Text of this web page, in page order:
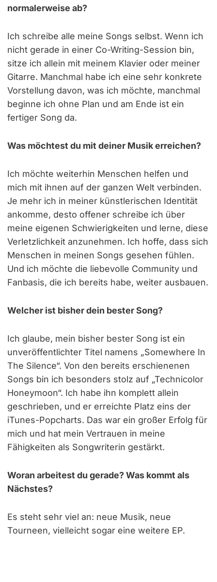
normalerweise ab?
Ich schreibe alle meine Songs selbst. Wenn ich
nicht gerade in einer Co-Writing-Session bin,
sitze ich allein mit meinem Klavier oder meiner
Gitarre. Manchmal habe ich eine sehr konkrete
Vorstellung davon, was ich möchte, manchmal
beginne ich ohne Plan und am Ende ist ein
fertiger Song da.
Was möchtest du mit deiner Musik erreichen?
Ich möchte weiterhin Menschen helfen und
mich mit ihnen auf der ganzen Welt verbinden.
Je mehr ich in meiner künstlerischen Identität
ankomme, desto offener schreibe ich über
meine eigenen Schwierigkeiten und lerne, diese
Verletzlichkeit anzunehmen. Ich hoffe, dass sich
Menschen in meinen Songs gesehen fühlen.
Und ich möchte die liebevolle Community und
Fanbasis, die ich bereits habe, weiter ausbauen.
Welcher ist bisher dein bester Song?
Ich glaube, mein bisher bester Song ist ein
unveröffentlichter Titel namens „Somewhere In
The Silence“. Von den bereits erschienenen
Songs bin ich besonders stolz auf „Technicolor
Honeymoon“. Ich habe ihn komplett allein
geschrieben, und er erreichte Platz eins der
iTunes-Popcharts. Das war ein großer Erfolg für
mich und hat mein Vertrauen in meine
Fähigkeiten als Songwriterin gestärkt.
Woran arbeitest du gerade? Was kommt als
Nächstes?
Es steht sehr viel an: neue Musik, neue
Tourneen, vielleicht sogar eine weitere EP.